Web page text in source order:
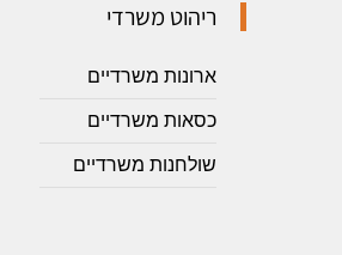
ריהוט משרדי
ארונות משרדיים
כסאות משרדיים
שולחנות משרדיים